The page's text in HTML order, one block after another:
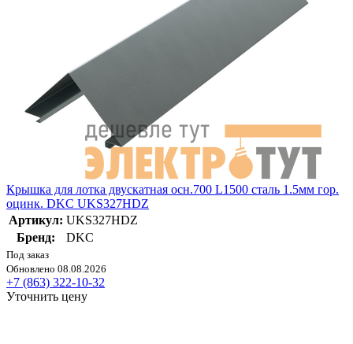
Крышка для лотка двускатная осн.700 L1500 сталь 1.5мм гор.
оцинк. DKC UKS327HDZ
Артикул: UKS327HDZ
Бренд:
DKC
Под заказ
Обновлено 08.08.2026
+7 (863) 322-10-32
Уточнить цену